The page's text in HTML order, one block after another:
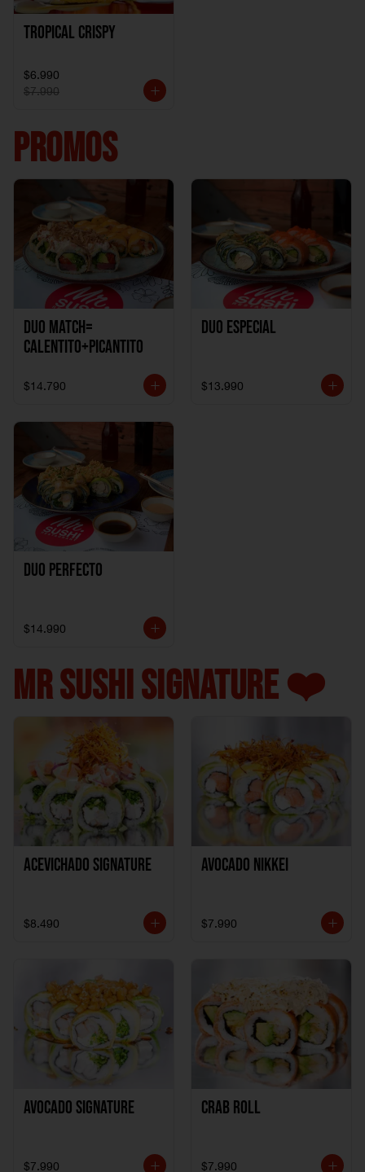
Tropical crispy
$6.990
$7.990
PROMOS
DUO MATCH=
CALENTITO+PICANTITO
$14.790
Duo especial
$13.990
Duo perfecto
$14.990
MR SUSHI SIGNATURE ❤️
ACEVICHADO SIGNATURE
$8.490
AVOCADO NIKKEI
$7.990
AVOCADO SIGNATURE
$7.990
CRAB ROLL
$7.990